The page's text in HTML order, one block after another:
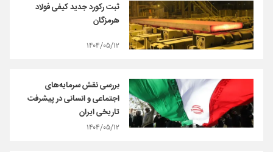
ثبت رکورد جدید کیفی فولاد
هرمزگان
۱۴۰۴/۰۵/۱۲
بررسی نقش سرمایه‌های
اجتماعی و انسانی در پیشرفت
تاریخی ایران
۱۴۰۴/۰۵/۱۲